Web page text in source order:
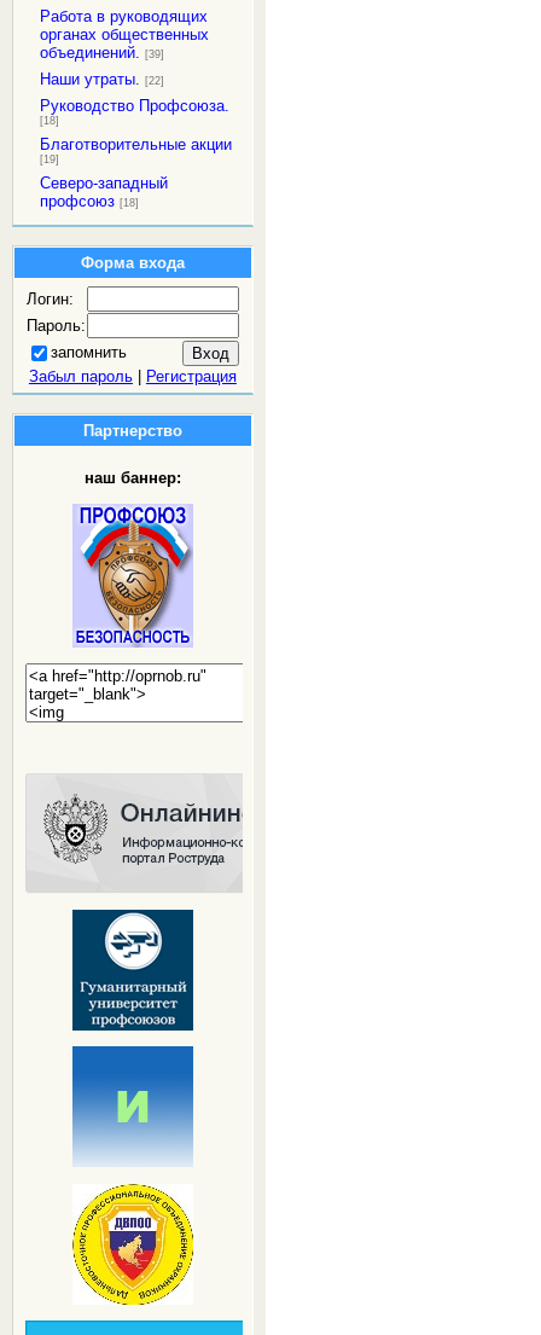
Работа в руководящих
органах общественных
объединений. [39]
Наши утраты. [22]
Руководство Профсоюза.
[18]
Благотворительные акции
[19]
Северо-западный
профсоюз [18]
Форма входа
Логин:
Пароль:
запомнить
Забыл пароль| Регистрация
Партнерство
наш баннер: